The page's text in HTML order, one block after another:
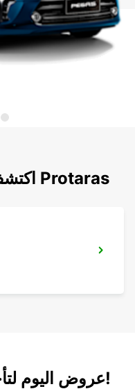
اكتشف محطاتنا الشهيرة حول Protaras
عروض اليوم لتأجير السيارات والفانات!